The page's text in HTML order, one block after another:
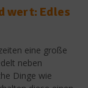
wert: Edles
eine große
neben
Dinge wie